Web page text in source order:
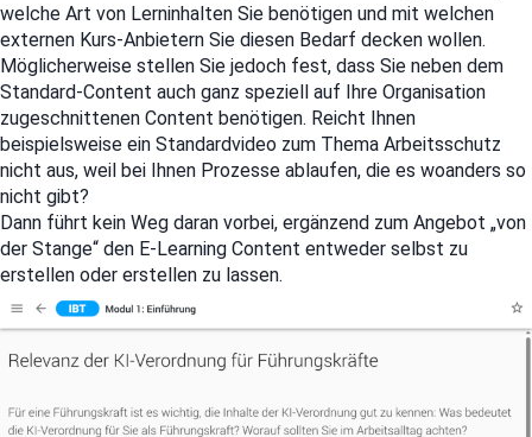
welche Art von Lerninhalten Sie benötigen und mit welchen
externen Kurs-Anbietern Sie diesen Bedarf decken wollen.
Möglicherweise stellen Sie jedoch fest, dass Sie neben dem
Standard-Content auch ganz speziell auf Ihre Organisation
zugeschnittenen Content benötigen. Reicht Ihnen
beispielsweise ein Standardvideo zum Thema Arbeitsschutz
nicht aus, weil bei Ihnen Prozesse ablaufen, die es woanders so
nicht gibt?
Dann führt kein Weg daran vorbei, ergänzend zum Angebot „von
der Stange“ den E-Learning Content entweder selbst zu
erstellen oder erstellen zu lassen.